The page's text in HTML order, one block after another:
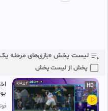
لیست پخش «بازی‌های مرحله
پخش از لیست پخش
+
0:00:52 HD